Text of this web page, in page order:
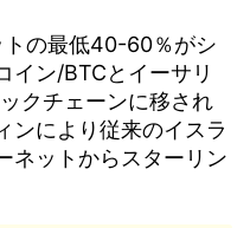
トの最低40-60％がシ
イン/BTCとイーサリ
クチェーンに移され
ンにより従来のイスラ
ネットからスターリン